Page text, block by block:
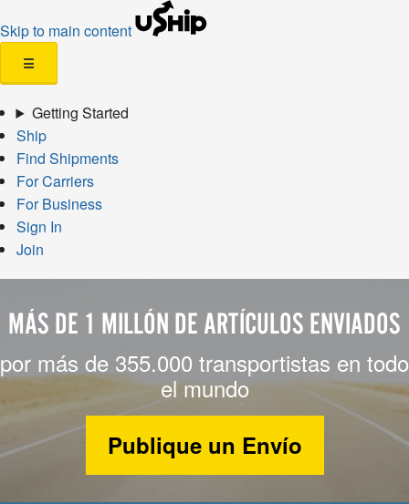
Skip to main content
☰
Getting Started
Ship
Find Shipments
For Carriers
For Business
Sign In
Join
MÁS DE 1 MILLÓN DE ARTÍCULOS ENVIADOS
por más de 355.000 transportistas en todo
el mundo
Publique un Envío